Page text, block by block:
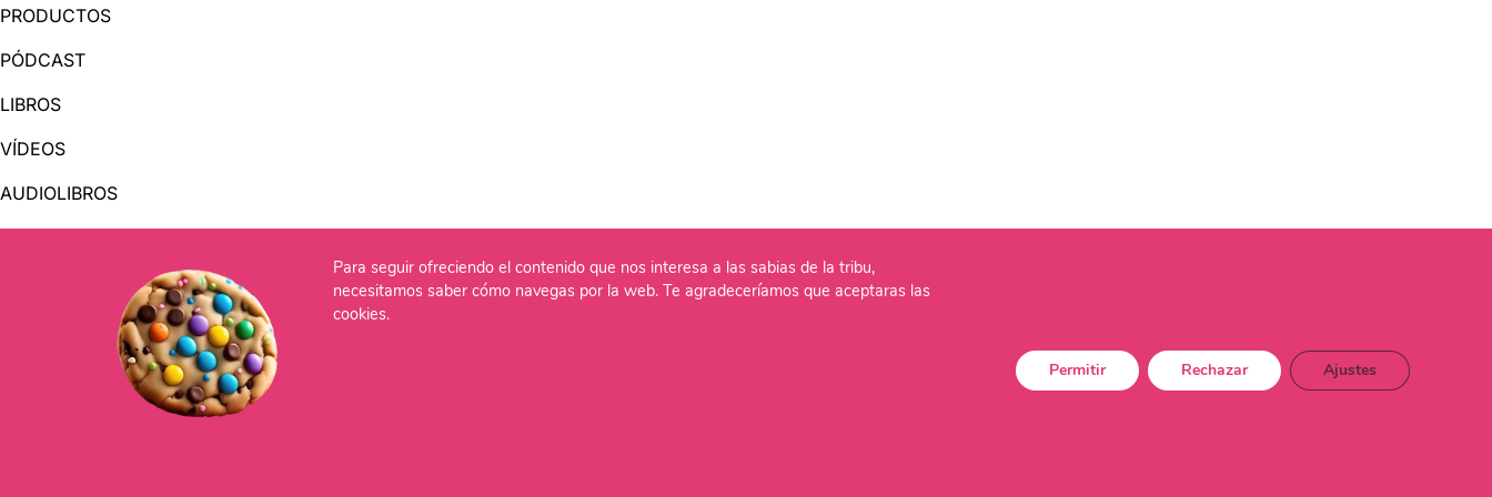
PRODUCTOS
PÓDCAST
LIBROS
VÍDEOS
AUDIOLIBROS
OTRAS PÁGINAS
QUIÉNES SOMOS
Para seguir ofreciendo el contenido que nos interesa a las sabias de la tribu,
necesitamos saber cómo navegas por la web. Te agradeceríamos que aceptaras las
cookies.
Permitir Rechazar Ajustes